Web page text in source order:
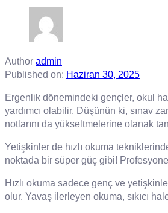
Author admin
Published on: Haziran 30, 2025
Ergenlik dönemindeki gençler, okul
yardımcı olabilir. Düşünün ki, sınav
notlarını da yükseltmelerine olanak
Yetişkinler de hızlı okuma
noktada bir süper güç gibi!
Hızlı okuma sadece genç ve
olur. Yavaş ilerleyen okuma, sıkıcı